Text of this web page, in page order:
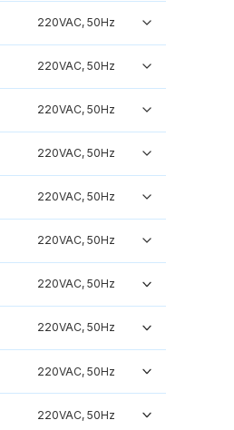
220VAC, 50Hz
220VAC, 50Hz
220VAC, 50Hz
220VAC, 50Hz
220VAC, 50Hz
220VAC, 50Hz
220VAC, 50Hz
220VAC, 50Hz
220VAC, 50Hz
220VAC, 50Hz